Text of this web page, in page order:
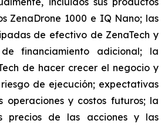
ZenaDrone 1000 e IQ Nano; las
de efectivo de ZenaTech y
financiamiento adicional; la
de hacer crecer el negocio y
de ejecución; expectativas
operaciones y costos futuros; la
precios de las acciones y las